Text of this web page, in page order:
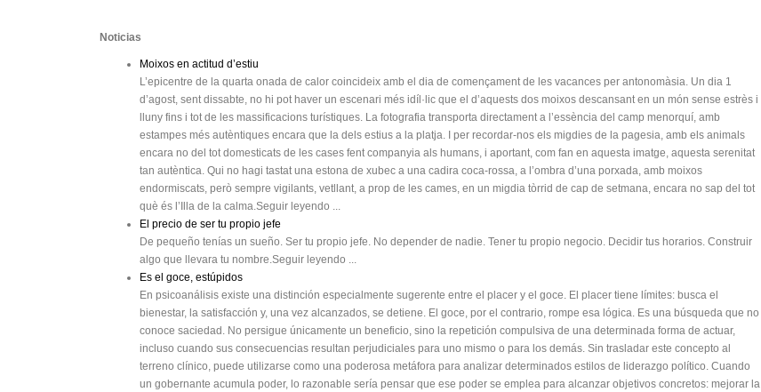
Noticias
Moixos en actitud d’estiu
L’epicentre de la quarta onada de calor coincideix amb el dia de començament de les vacances per antonomàsia. Un dia 1
d’agost, sent dissabte, no hi pot haver un escenari més idíl·lic que el d’aquests dos moixos descansant en un món sense estrès i
lluny fins i tot de les massificacions turístiques. La fotografia transporta directament a l’essència del camp menorquí, amb
estampes més autèntiques encara que la dels estius a la platja. I per recordar-nos els migdies de la pagesia, amb els animals
encara no del tot domesticats de les cases fent companyia als humans, i aportant, com fan en aquesta imatge, aquesta serenitat
tan autèntica. Qui no hagi tastat una estona de xubec a una cadira coca-rossa, a l’ombra d’una porxada, amb moixos
endormiscats, però sempre vigilants, vetllant, a prop de les cames, en un migdia tòrrid de cap de setmana, encara no sap del tot
què és l’Illa de la calma.Seguir leyendo ...
El precio de ser tu propio jefe
De pequeño tenías un sueño. Ser tu propio jefe. No depender de nadie. Tener tu propio negocio. Decidir tus horarios. Construir
algo que llevara tu nombre.Seguir leyendo ...
Es el goce, estúpidos
En psicoanálisis existe una distinción especialmente sugerente entre el placer y el goce. El placer tiene límites: busca el
bienestar, la satisfacción y, una vez alcanzados, se detiene. El goce, por el contrario, rompe esa lógica. Es una búsqueda que no
conoce saciedad. No persigue únicamente un beneficio, sino la repetición compulsiva de una determinada forma de actuar,
incluso cuando sus consecuencias resultan perjudiciales para uno mismo o para los demás. Sin trasladar este concepto al
terreno clínico, puede utilizarse como una poderosa metáfora para analizar determinados estilos de liderazgo político. Cuando
un gobernante acumula poder, lo razonable sería pensar que ese poder se emplea para alcanzar objetivos concretos: mejorar la